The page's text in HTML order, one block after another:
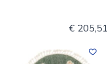
€ 205,51